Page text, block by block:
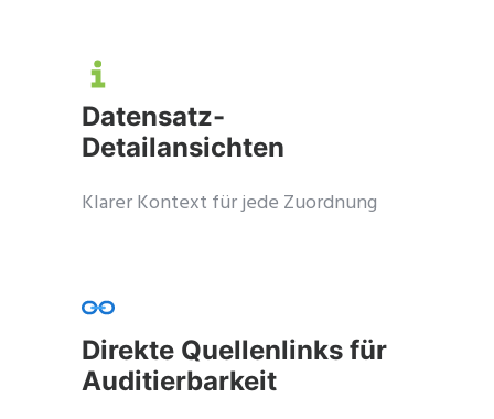
Datensatz-
Detailansichten
Klarer Kontext für jede Zuordnung
Direkte Quellenlinks für
Auditierbarkeit